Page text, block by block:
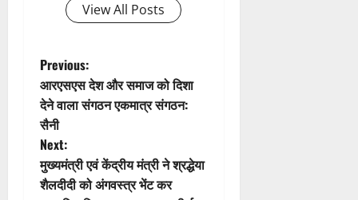
t
i
o
n
View All Posts
P
o
s
t
Previous:
आरएसएस देश और समाज को दिशा
देने वाला संगठन एकमात्र संगठन:
सैनी
Next:
मुख्यमंत्री एवं केंद्रीय मंत्री ने श्रद्धेया
शैलदीदी को अंगवस्त्र भेंट कर